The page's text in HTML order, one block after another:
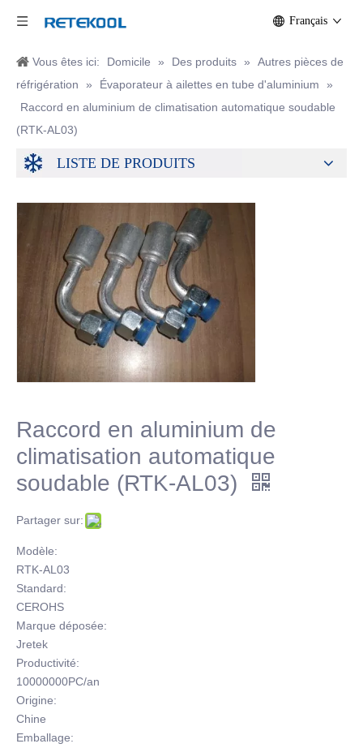
Français
Vous êtes ici: Domicile » Des produits »
Autres pièces de
réfrigération
» Évaporateur à ailettes en tube d'aluminium
»
Raccord en aluminium de climatisation automatique soudable
(RTK-AL03)
LISTE DE PRODUITS
Raccord en aluminium de
climatisation automatique
soudable (RTK-AL03)
Partager sur:
Modèle:
RTK-AL03
Standard:
CEROHS
Marque déposée:
Jretek
Productivité:
10000000PC/an
Origine:
Chine
Emballage: